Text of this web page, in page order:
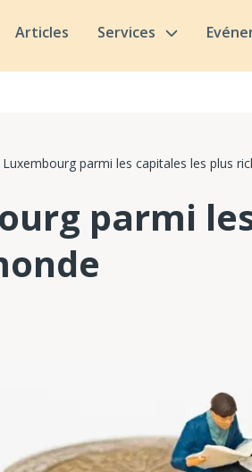
Articles Services
Luxembourg parmi les capitales les plus
parmi